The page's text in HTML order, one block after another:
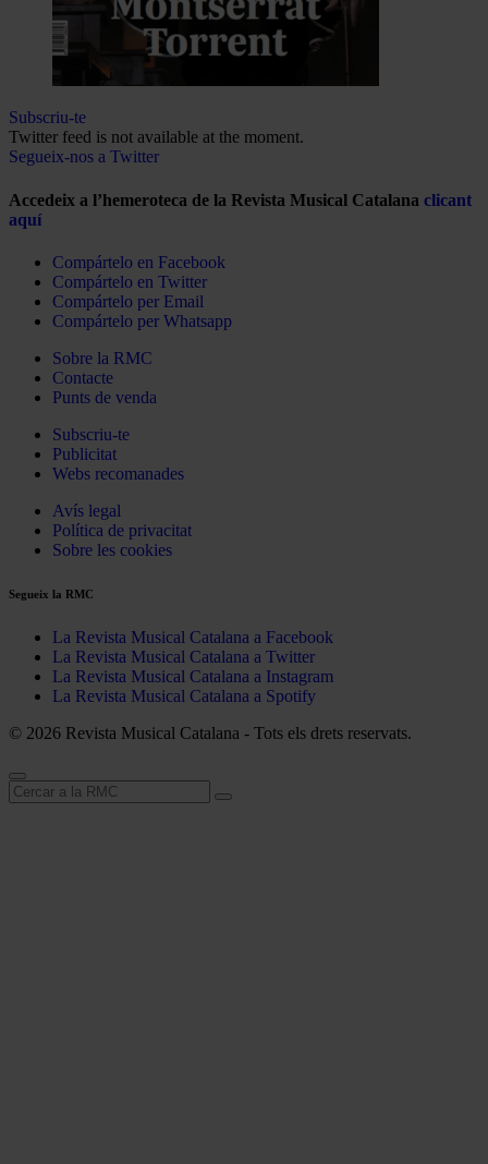
Subscriu-te
Twitter feed is not available at the moment.
Segueix-nos a Twitter
Accedeix a l’hemeroteca de la Revista Musical Catalana clicant
aquí
Compártelo en Facebook
Compártelo en Twitter
Compártelo per Email
Compártelo per Whatsapp
Sobre la RMC
Contacte
Punts de venda
Subscriu-te
Publicitat
Webs recomanades
Avís legal
Política de privacitat
Sobre les cookies
Segueix la RMC
La Revista Musical Catalana a Facebook
La Revista Musical Catalana a Twitter
La Revista Musical Catalana a Instagram
La Revista Musical Catalana a Spotify
© 2026 Revista Musical Catalana - Tots els drets reservats.
Cerca